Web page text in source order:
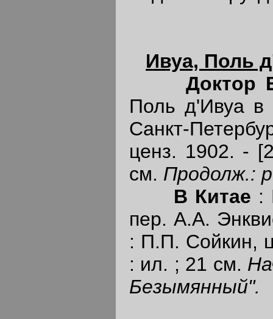
Ивуа, Поль
Доктор
Поль д'Ивуа в
Санкт-
ценз. 1902. -
см. Продолж.:
В Китае :
пер. А.А.
: П.П. Сойкин,
: ил. ; 21 см.
Безымянный".